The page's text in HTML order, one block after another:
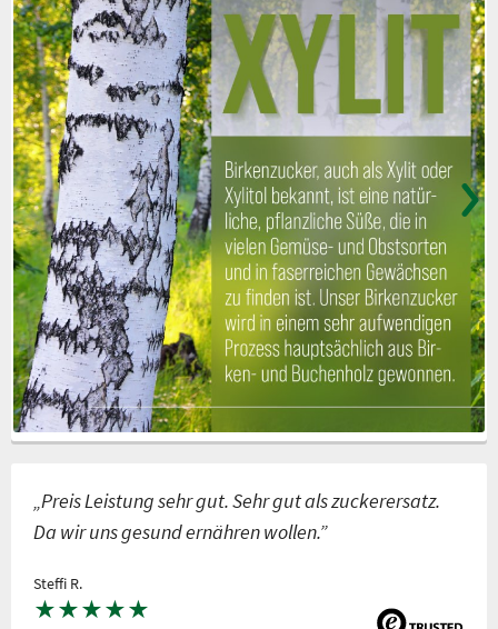
„Preis Leistung sehr gut. Sehr gut als zuckerersatz.
Da wir uns gesund ernähren wollen.”
Steffi R.
★★★★★